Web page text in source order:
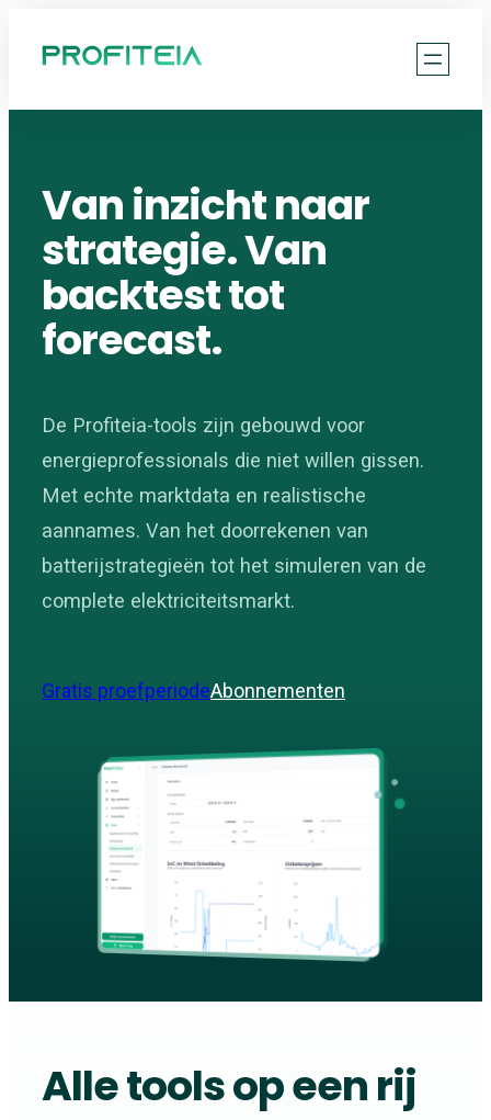
naar
Van inzicht naar
strategie. Van
backtest tot
forecast.
De Profiteia-tools zijn gebouwd voor
energieprofessionals die niet willen gissen.
Met echte marktdata en realistische
aannames. Van het doorrekenen van
batterijstrategieën tot het simuleren van de
complete elektriciteitsmarkt.
Gratis proefperiodeAbonnementen
Alle tools op een rij